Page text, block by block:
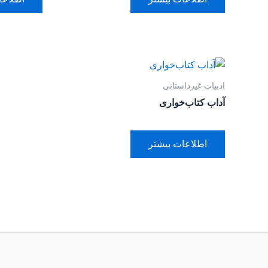
ادبیات غیرداستانی
آداب کتاب‌خواری
اطلاعات بیشتر